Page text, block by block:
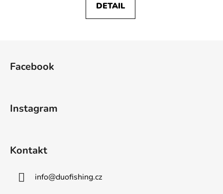
DETAIL
Facebook
Instagram
Kontakt
info@duofishing.cz